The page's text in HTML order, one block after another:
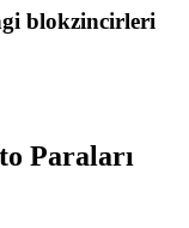
blokzincirleri
Paraları